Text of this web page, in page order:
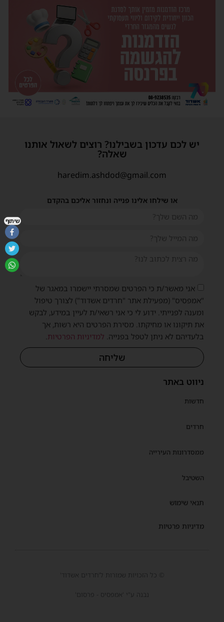
ניווט באתר
חדשות
חרדים
ממסדרונות העירייה
השטיבל
תנאי שימוש
מדיניות פרטיות
יש לכם עדכון בשבילנו? רוצים לשאול אותנו
שאלה?
haredim.ashdod@gmail.com
או שילחו אלינו פנייה ונחזור אליכם בהקדם
אני מאשר/ת כי הפרטים שמסרתי יישמרו במאגר של
"אמפסיס" (מפעילת אתר "חרדים אשדוד") לצורך טיפול
ומענה לפנייתי. ידוע לי כי אני רשאי/ת לעיין במידע, לבקש
את תיקונו או מחיקתו. מסירת הפרטים היא רשות, אך
בלעדיהם לא ניתן לטפל בפנייה. למדיניות הפרטיות
שליחה
© כל הזכויות שמורות ל'חרדים אשדוד'
נבנה ע"י 'אמפסיס - פרסום'
שיתוף